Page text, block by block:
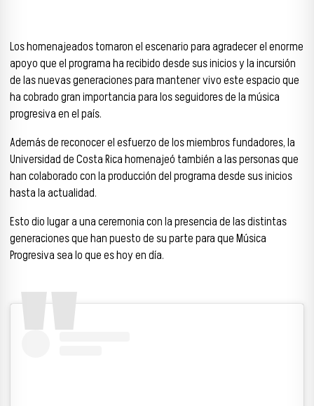
Los homenajeados tomaron el escenario para agradecer el enorme
apoyo que el programa ha recibido desde sus inicios y la incursión
de las nuevas generaciones para mantener vivo este espacio que
ha cobrado gran importancia para los seguidores de la música
progresiva en el país.
Además de reconocer el esfuerzo de los miembros fundadores, la
Universidad de Costa Rica homenajeó también a las personas que
han colaborado con la producción del programa desde sus inicios
hasta la actualidad.
Esto dio lugar a una ceremonia con la presencia de las distintas
generaciones que han puesto de su parte para que Música
Progresiva sea lo que es hoy en día.